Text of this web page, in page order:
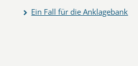
Ein Fall für die Anklagebank